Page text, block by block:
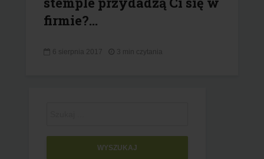
firmie?...
6 sierpnia 2017 3 min czytania
WYSZUKAJ